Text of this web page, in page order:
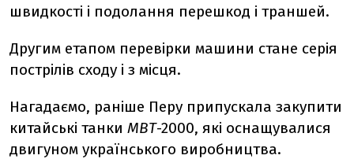
швидкості і подолання перешкод і траншей.
Другим етапом перевірки машини стане серія
пострілів сходу і з місця.
Нагадаємо, раніше Перу припускала закупити
китайські танки МВТ-2000, які оснащувалися
двигуном українського виробництва.